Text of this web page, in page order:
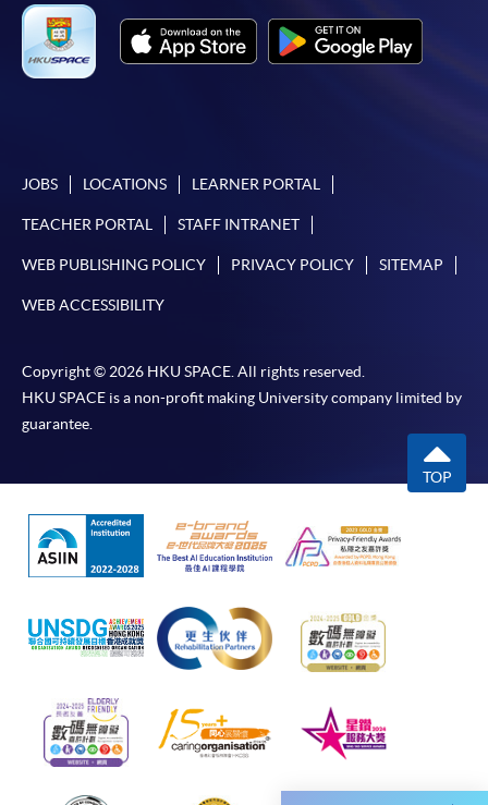
親身報名/郵遞
SF26報名表，親往報名中心或以郵遞方式連同學
[下載報名表SF26]
表格後，請連同報名費/學費以及所需證明文件親
往報名中心或以郵遞方式遞交。
報讀同一學歷頒授課程內其他單元
​學院為學歷頒授課程特設「註冊及學費通知」，適
用於一般學歷頒授課程。
課程負責人會為學員送上「註冊及學費通知」
(「通知」)，請填妥有關「通知」，並親往報名中
心或以郵遞方式，遞交「通知」及繳交所需費用。
有關繳費詳情，請參閱付款方法
。如對報名程序有任
何疑問，請詳閱個別課程資料，或聯絡有關課程負責
JOBS LOCATIONS LEARNER PORTAL
TEACHER PORTAL STAFF INTRANET
WEB PUBLISHING POLICY PRIVACY POLICY SITEMAP
WEB ACCESSIBILITY
Copyright © 2026 HKU SPACE. All rights reserved.
HKU SPACE is a non-profit making University company limited by
guarantee.
TOP